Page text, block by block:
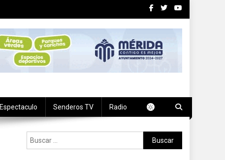
Espectaculo Senderos TV Radio
Buscar: